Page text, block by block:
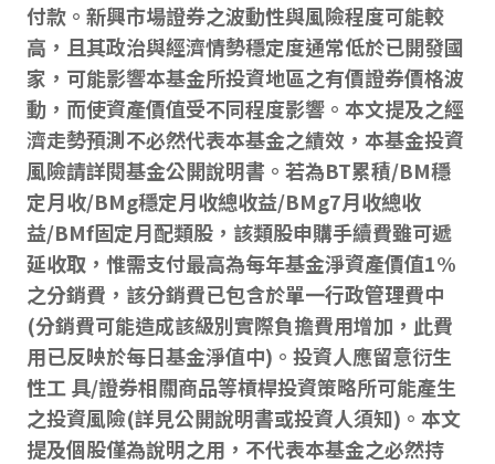
付款。新興市場證券之波動性與風險程度可能較
高，且其政治與經濟情勢穩定度通常低於已開發國
家，可能影響本基金所投資地區之有價證券價格波
動，而使資產價值受不同程度影響。本文提及之經
濟走勢預測不必然代表本基金之績效，本基金投資
風險請詳閱基金公開說明書。若為BT累積/BM穩
定月收/BMg穩定月收總收益/BMg7月收總收
益/BMf固定月配類股，該類股申購手續費雖可遞
延收取，惟需支付最高為每年基金淨資產價值1%
之分銷費，該分銷費已包含於單一行政管理費中
(分銷費可能造成該級別實際負擔費用增加，此費
用已反映於每日基金淨值中)。投資人應留意衍生
性工 具/證券相關商品等槓桿投資策略所可能產生
之投資風險(詳見公開說明書或投資人須知)。本文
提及個股僅為說明之用，不代表本基金之必然持